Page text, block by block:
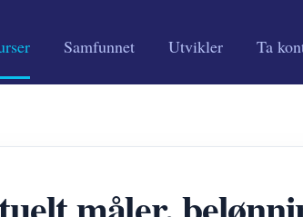
Samfunnet Utvikler Ta